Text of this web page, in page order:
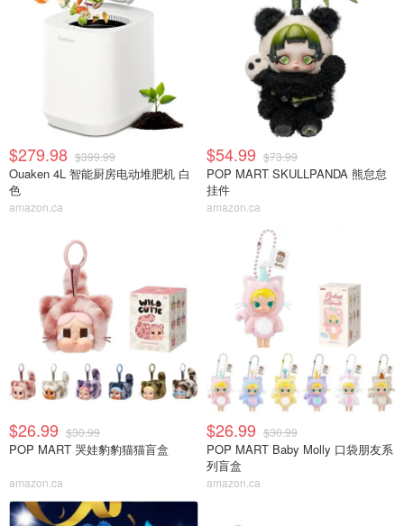
$279.98 $399.99
Ouaken 4L 智能厨房电动堆肥机 白
色
amazon.ca
$54.99 $73.99
POP MART SKULLPANDA 熊怠怠
挂件
amazon.ca
$26.99 $30.99
POP MART 哭娃豹豹猫猫盲盒
amazon.ca
$26.99 $30.99
POP MART Baby Molly 口袋朋友系
列盲盒
amazon.ca